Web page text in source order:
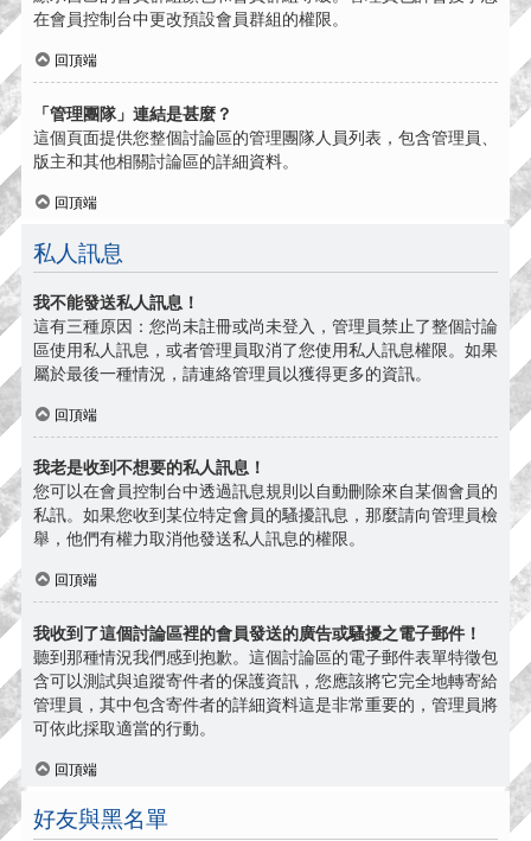
在會員控制台中更改預設會員群組的權限。
回頂端
「管理團隊」連結是甚麼？
這個頁面提供您整個討論區的管理團隊人員列表，包含管理員、
版主和其他相關討論區的詳細資料。
回頂端
私人訊息
我不能發送私人訊息！
這有三種原因：您尚未註冊或尚未登入，管理員禁止了整個討論
區使用私人訊息，或者管理員取消了您使用私人訊息權限。如果
屬於最後一種情況，請連絡管理員以獲得更多的資訊。
回頂端
我老是收到不想要的私人訊息！
您可以在會員控制台中透過訊息規則以自動刪除來自某個會員的
私訊。如果您收到某位特定會員的騷擾訊息，那麼請向管理員檢
舉，他們有權力取消他發送私人訊息的權限。
回頂端
我收到了這個討論區裡的會員發送的廣告或騷擾之電子郵件！
聽到那種情況我們感到抱歉。這個討論區的電子郵件表單特徵包
含可以測試與追蹤寄件者的保護資訊，您應該將它完全地轉寄給
管理員，其中包含寄件者的詳細資料這是非常重要的，管理員將
可依此採取適當的行動。
回頂端
好友與黑名單